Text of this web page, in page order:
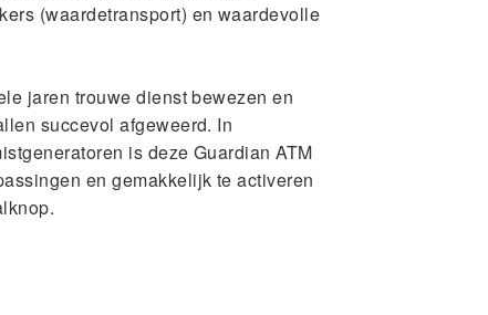
(waardetransport) en waardevolle
jaren trouwe dienst bewezen en
succevol afgeweerd. In
is deze Guardian ATM
en gemakkelijk te activeren